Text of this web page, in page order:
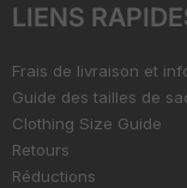
LIENS
Frais de livraison et
Guide des tailles de
Clothing Size Guide
Retours
Réductions